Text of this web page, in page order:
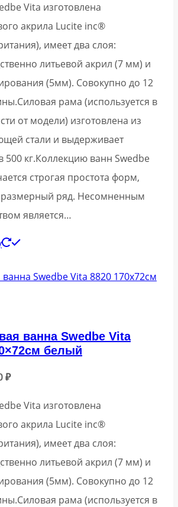
Vita изготовлена
акрила Lucite inc®
имеет два слоя:
литьевой акрил (7 мм) и
(5мм). Совокупно до 12
рама (используется в
от модели) изготовлена из
стали и выдерживает
500 кг.Коллекцию ванн Swedbe
строгая простота форм,
ряд. Несомненным
является…
ванна Swedbe Vita
белый
₽
Vita изготовлена
акрила Lucite inc®
имеет два слоя:
литьевой акрил (7 мм) и
(5мм). Совокупно до 12
рама (используется в